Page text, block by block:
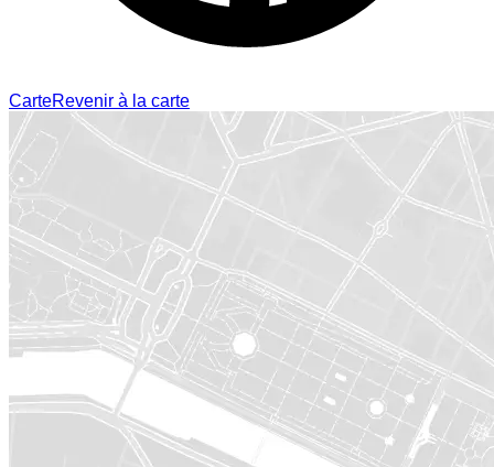
CarteRevenir à la carte